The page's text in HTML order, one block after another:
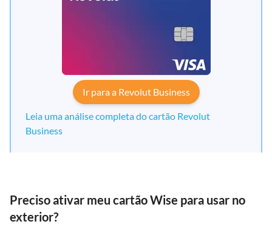
Ir para a Revolut Business
Leia uma análise completa do cartão Revolut
Business
Preciso ativar meu cartão Wise para usar no
exterior?